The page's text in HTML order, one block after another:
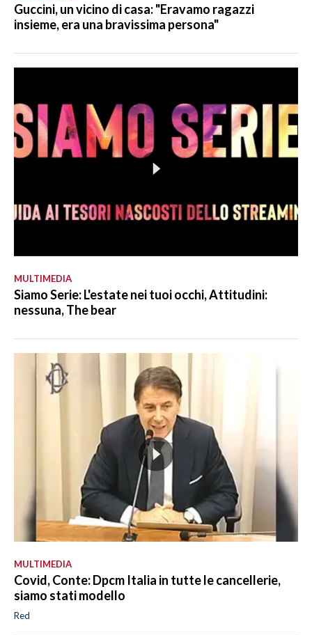
Guccini, un vicino di casa: "Eravamo ragazzi
insieme, era una bravissima persona"
MULTIMEDIA
Siamo Serie: L'estate nei tuoi occhi, Attitudini:
nessuna, The bear
MULTIMEDIA
Covid, Conte: Dpcm Italia in tutte le cancellerie,
siamo stati modello
Red